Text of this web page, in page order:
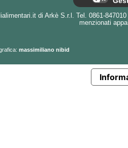
di Arkè S.r.l. Tel. 0861-
menzionati
massimiliano nibid